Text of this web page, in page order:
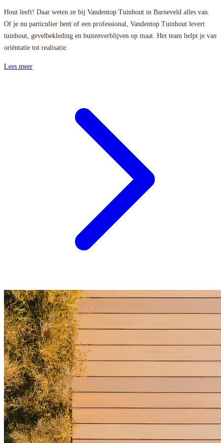
Hout leeft! Daar weten ze bij Vandentop Tuinhout in Barneveld alles van.
Of je nu particulier bent of een professional, Vandentop Tuinhout levert
tuinhout, gevelbekleding en buitenverblijven op maat. Het team helpt je van
oriëntatie tot realisatie.
Lees meer